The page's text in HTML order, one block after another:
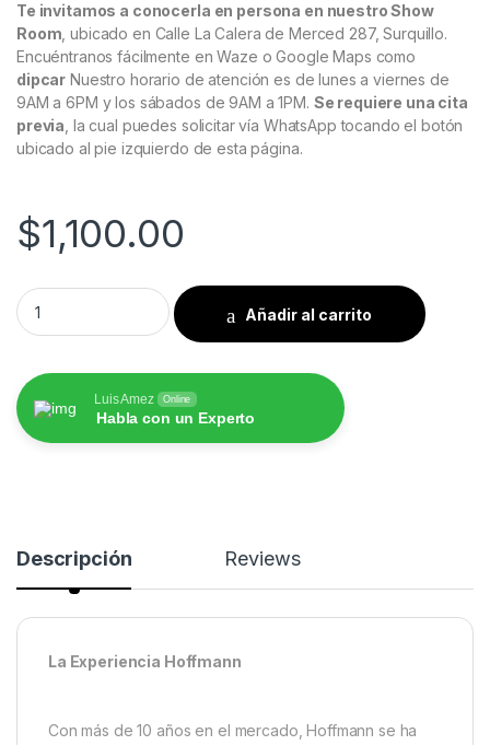
Te invitamos a conocerla en persona en nuestro Show
Room , ubicado en Calle La Calera de Merced 287, Surquillo.
Encuéntranos fácilmente en Waze o Google Maps como
dipcar Nuestro horario de atención es de lunes a viernes de
9AM a 6PM y los sábados de 9AM a 1PM. Se requiere una cita
previa , la cual puedes solicitar vía WhatsApp tocando el botón
ubicado al pie izquierdo de esta página.
$1,100.00
Volkswagen 2018 al 2025 Pantalla Hoffmann Infinity Plus
Añadir al carrito
Luis Amez Online
Habla con un Experto
Descripción Reviews
La Experiencia Hoffmann
Con más de 10 años en el mercado, Hoffmann se ha